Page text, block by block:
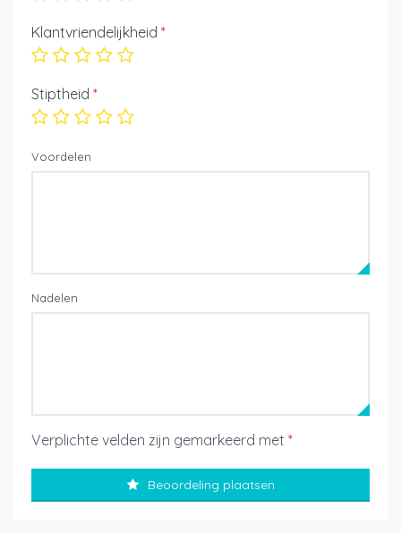
Klantvriendelijkheid *
Stiptheid *
Voordelen
Nadelen
Verplichte velden zijn gemarkeerd met *
Beoordeling plaatsen